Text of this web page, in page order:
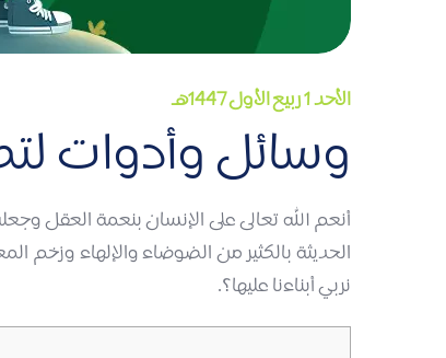
الأحد 1 ربيع الأول 1447هـ
وسائل وأدوات
أنعم الله تعالى على الإنسان بنعمة العقل
الحديثة بالكثير من الضوضاء والإلهاء وزخم
نربي أبناءنا عليها؟.